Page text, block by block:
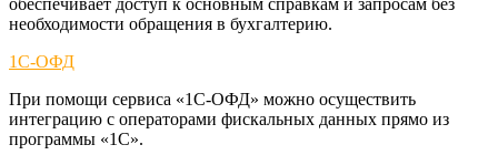
необходимости обращения в бухгалтерию.
1С-ОФД
При помощи сервиса «1С-ОФД» можно осуществить
интеграцию с операторами фискальных данных прямо из
программы «1С».